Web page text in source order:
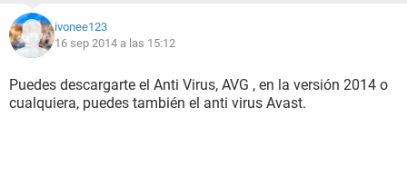
ivonee123
16 sep 2014 a las 15:12
Puedes descargarte el Anti Virus, AVG , en la versión 2014 o
cualquiera, puedes también el anti virus Avast.